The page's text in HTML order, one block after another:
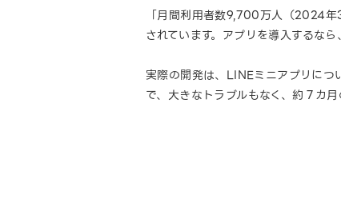
「月間利用者数9,700万人（2024
されています。アプリを導入するな
実際の開発は、LINEミニアプリにつ
で、大きなトラブルもなく、約７カ